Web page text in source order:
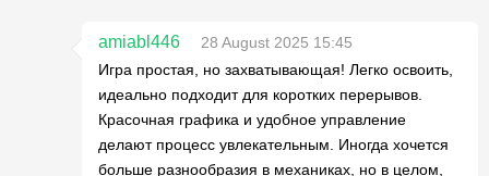
amiabl446
28 August 2025 15:45
Игра простая, но захватывающая! Легко освоить,
идеально подходит для коротких перерывов.
Красочная графика и удобное управление
делают процесс увлекательным. Иногда хочется
больше разнообразия в механиках, но в целом,